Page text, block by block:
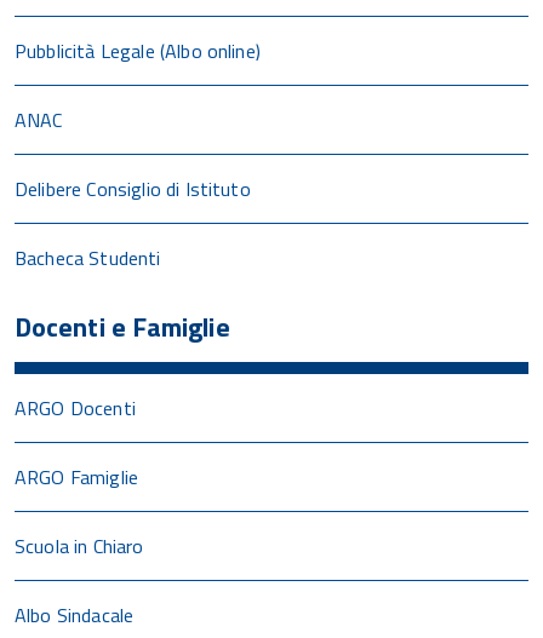
Pubblicità Legale (Albo online)
ANAC
Delibere Consiglio di Istituto
Bacheca Studenti
Docenti e Famiglie
ARGO Docenti
ARGO Famiglie
Scuola in Chiaro
Albo Sindacale